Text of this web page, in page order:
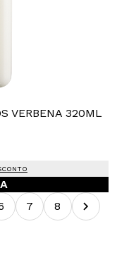
VERBENA 320ML
7 8